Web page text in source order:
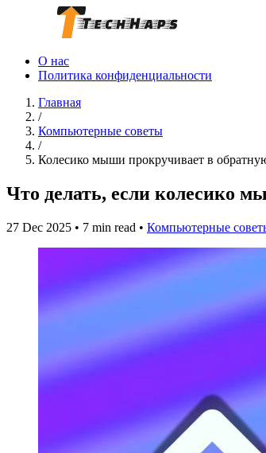
О нас
Политика конфиденциальности
Главная
/
Компьютерные советы
/
Колесико мыши прокручивает в
Что делать, если колесико
27 Dec 2025 • 7 min read • Компьютерные